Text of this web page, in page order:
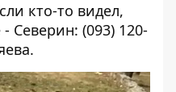
кто-то видел,
Северин: (093) 120-